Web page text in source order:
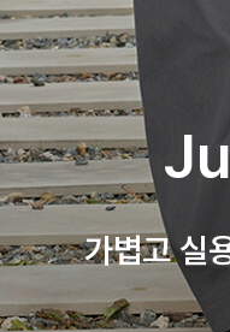
가볍고 실